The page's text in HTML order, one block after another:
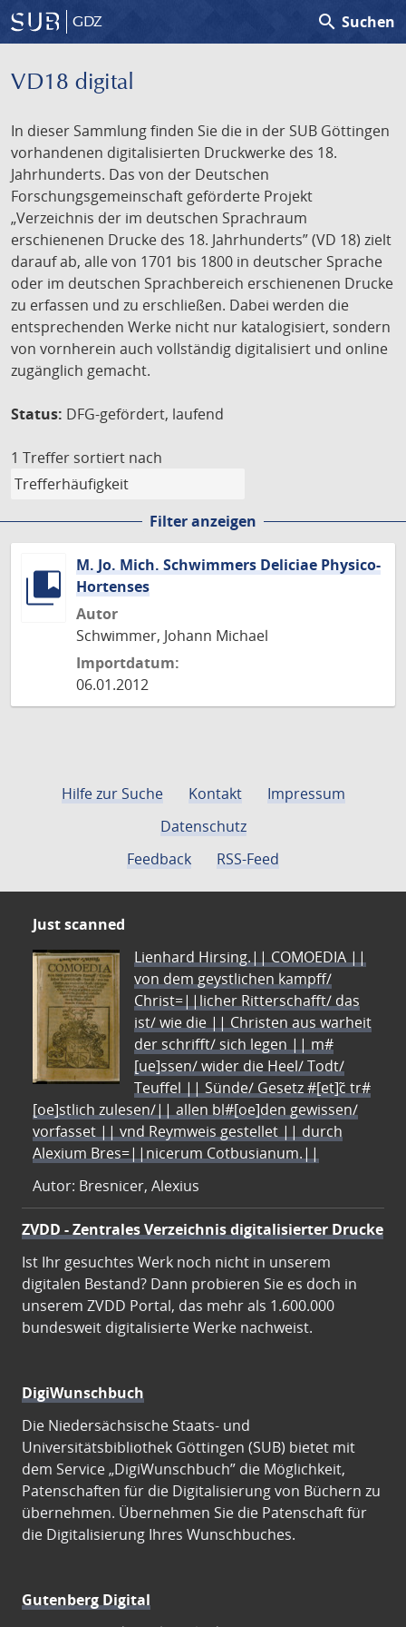
GDZ search Suchen
VD18 digital
In dieser Sammlung finden Sie die in der SUB Göttingen
vorhandenen digitalisierten Druckwerke des 18.
Jahrhunderts. Das von der Deutschen
Forschungsgemeinschaft geförderte Projekt
„Verzeichnis der im deutschen Sprachraum
erschienenen Drucke des 18. Jahrhunderts” (VD 18) zielt
darauf ab, alle von 1701 bis 1800 in deutscher Sprache
oder im deutschen Sprachbereich erschienenen Drucke
zu erfassen und zu erschließen. Dabei werden die
entsprechenden Werke nicht nur katalogisiert, sondern
von vornherein auch vollständig digitalisiert und online
zugänglich gemacht.
Status: DFG-gefördert, laufend
1 Treffer sortiert nach
Filter anzeigen
M. Jo. Mich. Schwimmers Deliciae Physico-
Hortenses
Autor
Schwimmer, Johann Michael
Importdatum:
06.01.2012
Hilfe zur Suche Kontakt
Impressum
Datenschutz
Feedback
RSS-Feed
Just scanned
Lienhard Hirsing.|| COMOEDIA ||
von dem geystlichen kampff/
Christ=||licher Ritterschafft/ das
ist/ wie die || Christen aus warheit
der schrifft/ sich legen || m#
[ue]ssen/ wider die Heel/ Todt/
Teuffel || Sünde/ Gesetz #[et]c̃ tr#
[oe]stlich zulesen/|| allen bl#[oe]den gewissen/
vorfasset || vnd Reymweis gestellet || durch
Alexium Bres=||nicerum Cotbusianum.||
Autor: Bresnicer, Alexius
ZVDD - Zentrales Verzeichnis digitalisierter Drucke
Ist Ihr gesuchtes Werk noch nicht in unserem
digitalen Bestand? Dann probieren Sie es doch in
unserem ZVDD Portal, das mehr als 1.600.000
bundesweit digitalisierte Werke nachweist.
DigiWunschbuch
Die Niedersächsische Staats- und
Universitätsbibliothek Göttingen (SUB) bietet mit
dem Service „DigiWunschbuch” die Möglichkeit,
Patenschaften für die Digitalisierung von Büchern zu
übernehmen. Übernehmen Sie die Patenschaft für
die Digitalisierung Ihres Wunschbuches.
Gutenberg Digital